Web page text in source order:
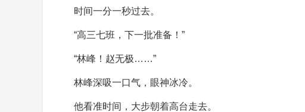
时间一分一秒过去。
“高三七班，下一批准备！”
“林峰！赵无极……”
林峰深吸一口气，眼神冰冷。
他看准时间，大步朝着高台走去。